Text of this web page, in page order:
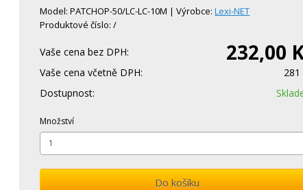
Model: PATCHOP-50/LC-LC-10M | Výrobce:Lexi-NET
Produktové číslo: /
Vaše cena bez DPH: 232,00
Vaše cena včetně DPH:
281
Dostupnost:
Množství
Do košíku